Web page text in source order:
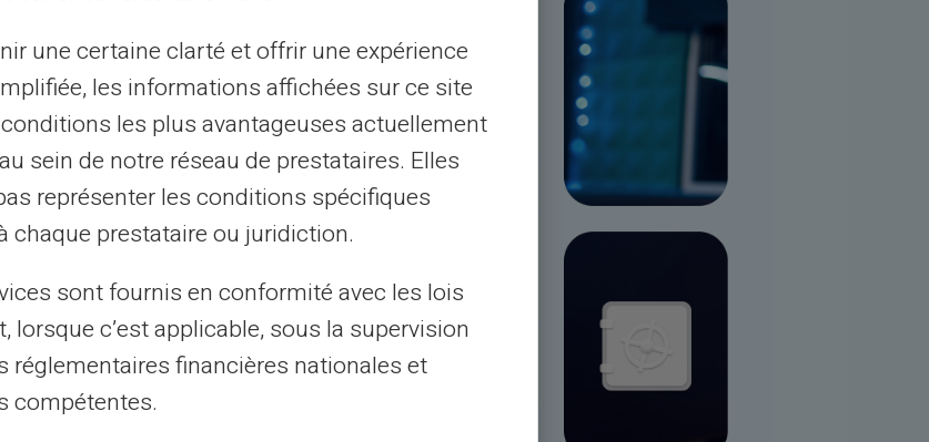
A zatem,
czasie. Na
sklepie w
Twoją kartę,
sklepie w
une certaine clarté et offrir une expérience
les informations affichées sur ce site
les plus avantageuses actuellement
sein de notre réseau de prestataires. Elles
représenter les conditions spécifiques
chaque prestataire ou juridiction.
sont fournis en conformité avec les lois
lorsque c’est applicable, sous la supervision
réglementaires financières nationales et
compétentes.